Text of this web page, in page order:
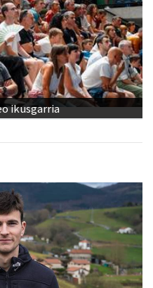
ikusgarria